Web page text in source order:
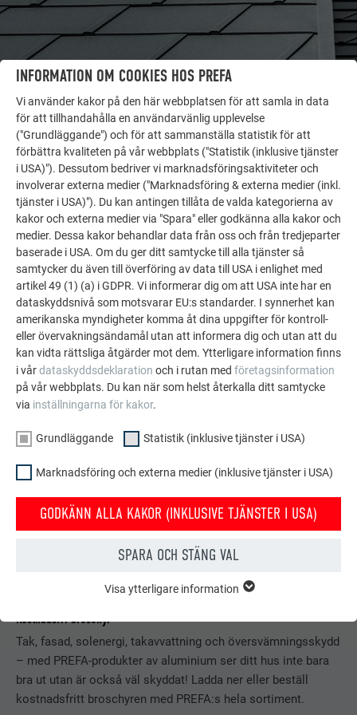
LÅT DIG INSPIRERAS
FLER OBJEKT
PREFA:s referensgalleri visar hur mångsidigt
aluminium kan användas. Upptäck fler imponerande
projekt med PREFA:s hållbara aluminiumlösningar för
tak, solenergi och fasader.
SE FLER REFERENSER
Kostnadsfri broschyr
Tak, fasad, solenergi, takavvattning och översvämningsskydd
– med PREFA-produkter av aluminium ser ditt hus inte bara
bra ut utan är också väl skyddat! Ladda ner eller beställ
kostnadsfritt broschyren med PREFA:s hela sortiment.
INFORMATION OM COOKIES HOS PREFA
Vi använder kakor på den här webbplatsen för att samla in data
för att tillhandahålla en användarvänlig upplevelse
("Grundläggande") och för att sammanställa statistik för att
förbättra kvaliteten på vår webbplats ("Statistik (inklusive tjänster
i USA)"). Dessutom bedriver vi marknadsföringsaktiviteter och
involverar externa medier ("Marknadsföring & externa medier (inkl.
tjänster i USA)"). Du kan antingen tillåta de valda kategorierna av
kakor och externa medier via "Spara" eller godkänna alla kakor och
medier. Dessa kakor behandlar data från oss och från tredjeparter
baserade i USA. Om du ger ditt samtycke till alla tjänster så
samtycker du även till överföring av data till USA i enlighet med
artikel 49 (1) (a) i GDPR. Vi informerar dig om att USA inte har en
dataskyddsnivå som motsvarar EU:s standarder. I synnerhet kan
amerikanska myndigheter komma åt dina uppgifter för kontroll-
eller övervakningsändamål utan att informera dig och utan att du
kan vidta rättsliga åtgärder mot dem. Ytterligare information finns
i vårdataskyddsdeklaration och i rutan med företagsinformation
på vår webbplats. Du kan när som helst återkalla ditt samtycke
via inställningarna för kakor.
Grundläggande Statistik (inklusive tjänster i USA)
Marknadsföring och externa medier (inklusive tjänster i USA)
GODKÄNN ALLA KAKOR (INKLUSIVE TJÄNSTER I USA)
SPARA OCH STÄNG VAL
GRUNDLÄGGANDE
grundläggande funktioner. Detta säkerställer att webbplatsen
fungerar korrekt.
EFTERNAMN PHPSESSID
Visa information om kakor
Visa ytterligare information